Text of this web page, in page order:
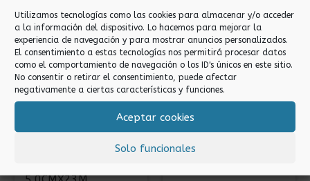
Utilizamos tecnologías como las cookies para almacenar y/o acceder
a la información del dispositivo. Lo hacemos para mejorar la
experiencia de navegación y para mostrar anuncios personalizados.
El consentimiento a estas tecnologías nos permitirá procesar datos
como el comportamiento de navegación o los ID's únicos en este sitio.
No consentir o retirar el consentimiento, puede afectar
negativamente a ciertas características y funciones.
Aceptar cookies
Solo funcionales
De raso De raso
CINTA DE RASO